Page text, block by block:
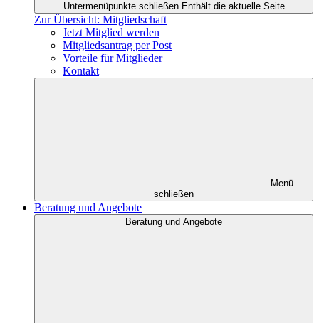
Untermenüpunkte schließen Enthält die aktuelle Seite
Zur Übersicht: Mitgliedschaft
Jetzt Mitglied werden
Mitgliedsantrag per Post
Vorteile für Mitglieder
Kontakt
Menü
schließen
Beratung und Angebote
Beratung und Angebote